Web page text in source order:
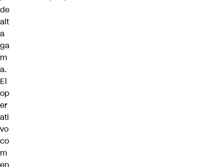
de
alt
a
ga
m
a.
El
op
er
ati
vo
co
m